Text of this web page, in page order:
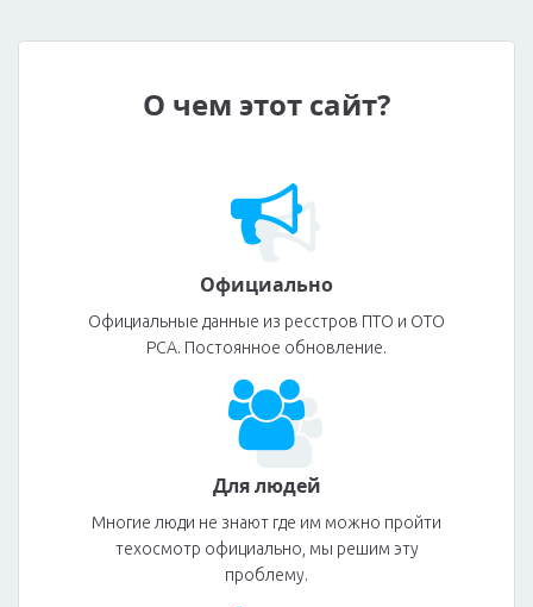
О чем этот сайт?
Официально
Официальные данные из ресстров ПТО и ОТО
РСА. Постоянное обновление.
Для людей
Многие люди не знают где им можно пройти
техосмотр официально, мы решим эту
проблему.